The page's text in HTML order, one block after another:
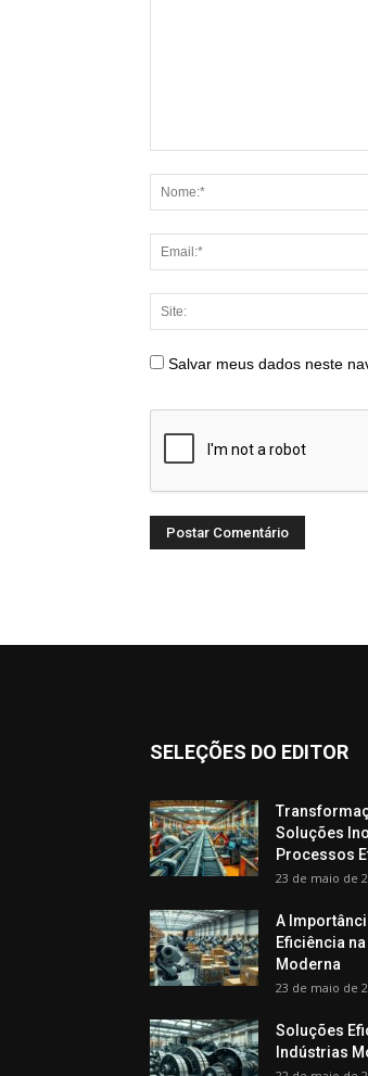
Salvar meus dados neste
SELEÇÕES DO EDITOR
Soluções
Processos
23 de maio de
A
Eficiência
Moderna
23 de maio de
Soluções
Indústrias